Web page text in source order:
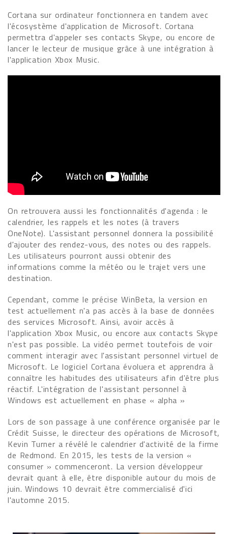
Cortana sur ordinateur fonctionnera en tandem avec
l'écosystème d'application de Microsoft. Cortana
permettra d'appeler ses contacts Skype, ou encore de
lancer le lecteur de musique grâce à une intégration à
l'application Xbox Music.
On retrouvera aussi les fonctionnalités d'agenda : le
calendrier, les rappels et les notes (à travers
OneNote). L'assistant personnel donnera la possibilité
d'ajouter des rendez-vous, des notes ou des rappels.
Les utilisateurs pourront aussi obtenir des
informations comme la météo ou le trajet vers une
destination.
Cependant, comme le précise WinBeta, la version en
test actuellement n'a pas accès à la base de données
des services Microsoft. Ainsi, avoir accès à
l'application Xbox Music, ou encore aux contacts Skype
n'est pas possible. La vidéo permet toutefois de voir
comment interagir avec l'assistant personnel virtuel de
Microsoft. Le logiciel Cortana évoluera et apprendra à
connaître les habitudes des utilisateurs afin d'être plus
réactif. L'intégration de l'assistant personnel à
Windows est actuellement en phase « alpha »
Lors de son passage à une conférence organisée par le
Crédit Suisse, le directeur des opérations de Microsoft,
Kevin Turner a révélé le calendrier d'activité de la firme
de Redmond. En 2015, les tests de la version «
consumer » commenceront. La version développeur
devrait quant à elle, être disponible autour du mois de
juin. Windows 10 devrait être commercialisé d'ici
l'automne 2015.